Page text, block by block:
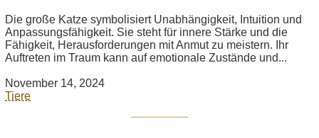
Die große Katze symbolisiert Unabhängigkeit, Intuition und
Anpassungsfähigkeit. Sie steht für innere Stärke und die
Fähigkeit, Herausforderungen mit Anmut zu meistern. Ihr
Auftreten im Traum kann auf emotionale Zustände und...
November 14, 2024
Tiere